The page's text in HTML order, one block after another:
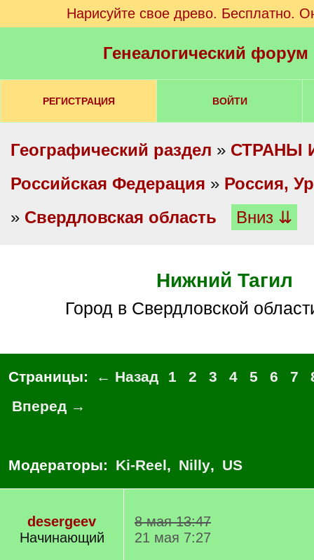
Нарисуйте свое древо. Бесплатно.
Генеалогический
РЕГИСТРАЦИЯ ВОЙТИ
Географический раздел » СТРАНЫ
Российская Федерация » Россия,
» Свердловская область Вниз ⇊
Нижний Тагил
Город в Свердловской
Страницы: ← Назад 1 2 3 4 5 6 7
Вперед →
Модераторы: Ki-Reel, Nilly, US
desergeev
Начинающий
8 мая 13:47
21 мая 7:27